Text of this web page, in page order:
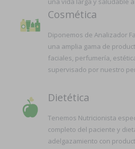
Cosmética
Diponemos de Analizador
una amplia gama de
faciales, perfumería,
supervisado por nuestro
Dietética
Tenemos Nutricionista
completo del paciente y
adelgazamiento con